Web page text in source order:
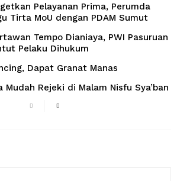
Pelayanan Prima, Perumda
Tirta MoU dengan PDAM Sumut
Tempo Dianiaya, PWI Pasuruan
Pelaku Dihukum
Dapat Granat Manas
Mudah Rejeki di Malam Nisfu Sya’ban